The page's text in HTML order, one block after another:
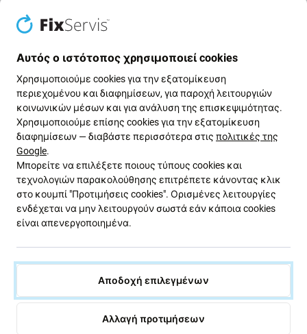
11 Pro Max
Εάν η μπροστινή κάμερα
έχει σταματήσει να
λειτουργεί στη συσκευή σας Apple iPhone 11 Pro Max ,
αυτό είναι το εξάρτημα που χρειάζεστε για να
λειτουργήσει ξανά η συσκευή σας.
Ποιότητα ανταλλακτικών
Ποιότητα: Aftermarket- Τα ανταλλακτικά που
πωλούνται ως Aftermarket κατασκευάζονται με τα
ίδια πρότυπα, προδιαγραφές και υλικά με το γνήσιο.
Αυτό είναι αντίγραφο του πρωτοτύπου και το
ανταλλακτικό που παραδίδεται ως Aftermarket μπορεί
(σε σπάνιες περιπτώσεις) να έχει ελάχιστες
διακυμάνσεις στη λειτουργικότητα, την ποιότητα ή
την εμφάνιση. Για να μάθετε περισσότερα σχετικά με
την ποιότητα, διαβάστε το ιστολόγιό μας όπου
εστιάζουμε στην ποιότητα με περισσότερες
Αυτός ο ιστότοπος χρησιμοποιεί cookies
Χρησιμοποιούμε cookies για την εξατομίκευση
περιεχομένου και διαφημίσεων, για παροχή λειτουργιών
κοινωνικών μέσων και για ανάλυση της επισκεψιμότητας.
Χρησιμοποιούμε επίσης cookies για την εξατομίκευση
διαφημίσεων — διαβάστε περισσότερα στις πολιτικές της
Google.
Μπορείτε να επιλέξετε ποιους τύπους cookies και
τεχνολογιών παρακολούθησης επιτρέπετε κάνοντας κλικ
στο κουμπί "Προτιμήσεις cookies". Ορισμένες λειτουργίες
ενδέχεται να μην λειτουργούν σωστά εάν κάποια cookies
είναι απενεργοποιημένα.
Αποδοχή επιλεγμένων
Αλλαγή προτιμήσεων